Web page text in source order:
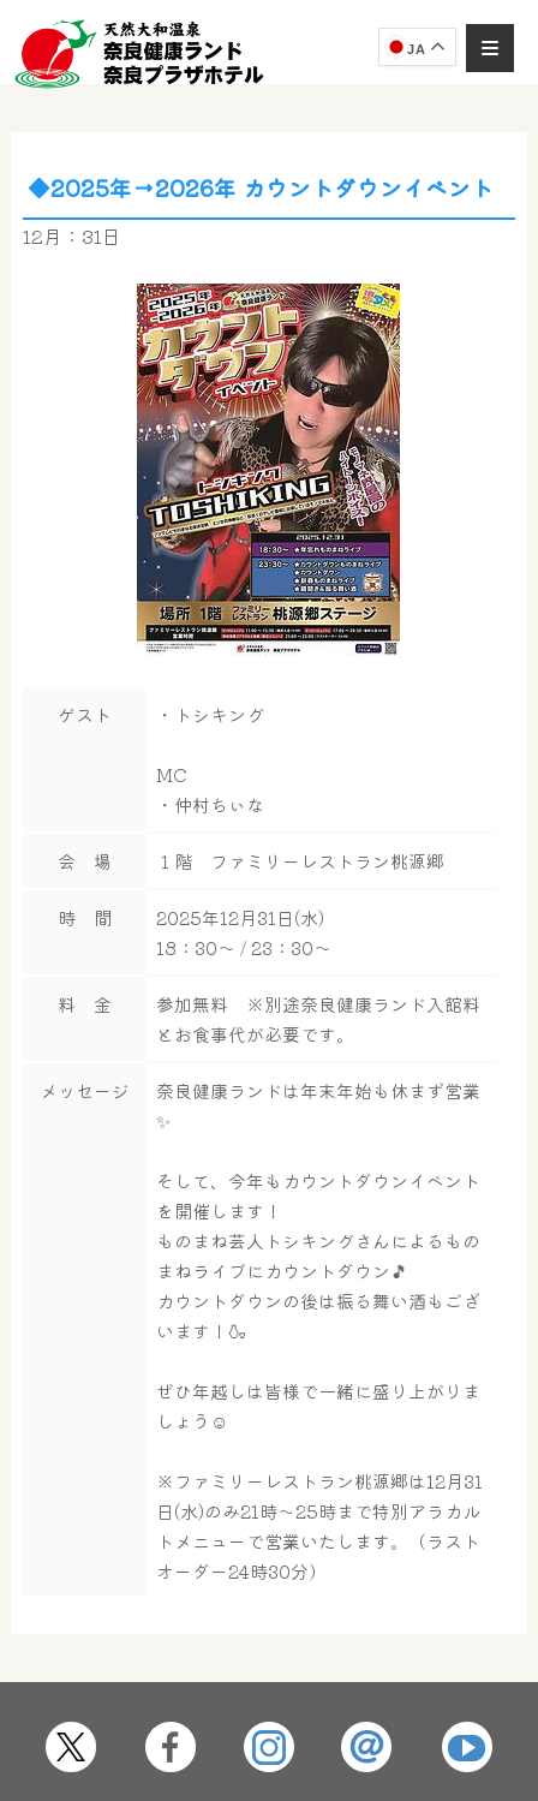
JA
サウナ・岩盤浴
屋内レジャープール グルメ
奈良わんぱくランド
はしゃきっズ
ボディケア
◆2025年→2026年 カウントダウンイベント
12月：31日
ゲスト ・トシキング
MC
・仲村ちぃな
会 場 １階 ファミリーレストラン桃源郷
時 間
2025年12月31日(水)
18：30～ / 23：30～
料 金
参加無料 ※別途奈良健康ランド入館料
とお食事代が必要です。
メッセージ
奈良健康ランドは年末年始も休まず営業
✨
そして、今年もカウントダウンイベント
を開催します！
ものまね芸人トシキングさんによるもの
まねライブにカウントダウン🎵
カウントダウンの後は振る舞い酒もござ
います！🍶
ぜひ年越しは皆様で一緒に盛り上がりま
しょう☺
※ファミリーレストラン桃源郷は12月31
日(水)のみ21時～25時まで特別アラカル
トメニューで営業いたします。（ラスト
オーダー24時30分）
奈良健康ランド AIコンシェルジュです。
ご質問をお伺いします。